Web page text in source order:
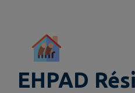
EHPAD